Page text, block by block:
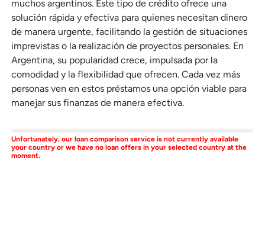
muchos argentinos. Este tipo de crédito ofrece una
solución rápida y efectiva para quienes necesitan dinero
de manera urgente, facilitando la gestión de situaciones
imprevistas o la realización de proyectos personales. En
Argentina, su popularidad crece, impulsada por la
comodidad y la flexibilidad que ofrecen. Cada vez más
personas ven en estos préstamos una opción viable para
manejar sus finanzas de manera efectiva.
Unfortunately, our loan comparison service is not currently available
your country or we have no loan offers in your selected country at the
moment.